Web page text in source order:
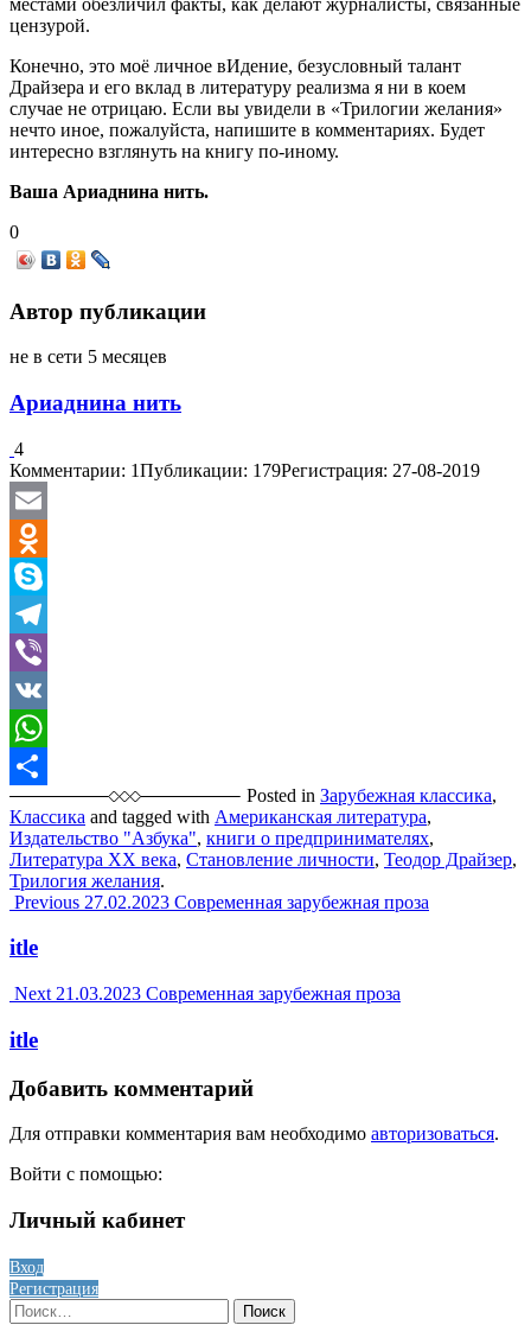
цензурой.
Конечно, это моё личное вИдение, безусловный талант
Драйзера и его вклад в литературу реализма я ни в коем
случае не отрицаю. Если вы увидели в «Трилогии желания»
нечто иное, пожалуйста, напишите в комментариях. Будет
интересно взглянуть на книгу по-иному.
Ваша Ариаднина нить.
0
Автор публикации
не в сети 5 месяцев
Ариаднина нить
4
Комментарии: 1Публикации: 179Регистрация: 27-08-2019
Email
Odnoklassniki
Skype
Telegram
Viber
VK
WhatsApp
Отправить
Posted in Зарубежная классика,
Классика and tagged with Американская литература,
Издательство "Азбука", книги о предпринимателях,
Литература XX века, Становление личности, Теодор Драйзер,
Трилогия желания.
Post
navigation
Previous 27.02.2023 Современная зарубежная проза
itle
Next 21.03.2023 Современная зарубежная проза
itle
Добавить комментарий
Для отправки комментария вам необходимо авторизоваться.
Войти с помощью:
Личный кабинет
Вход
Регистрация
Найти: